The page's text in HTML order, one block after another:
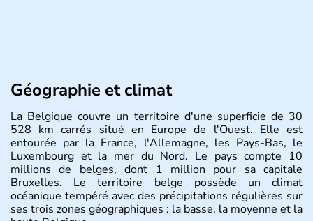
Géographie et climat
La Belgique couvre un territoire d'une superficie de 30
528 km carrés situé en Europe de l'Ouest. Elle est
entourée par la France, l'Allemagne, les Pays-Bas, le
Luxembourg et la mer du Nord. Le pays compte 10
millions de belges, dont 1 million pour sa capitale
Bruxelles. Le territoire belge possède un climat
océanique tempéré avec des précipitations régulières sur
ses trois zones géographiques : la basse, la moyenne et la